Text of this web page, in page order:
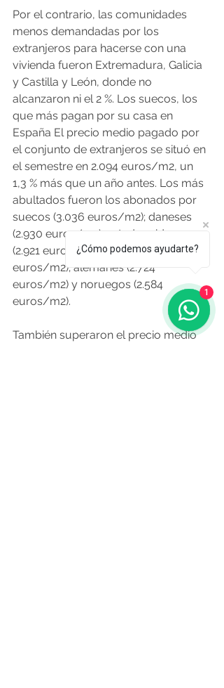
Por el contrario, las comunidades
menos demandadas por los
extranjeros para hacerse con una
vivienda fueron Extremadura, Galicia
y Castilla y León, donde no
alcanzaron ni el 2 %. Los suecos, los
que más pagan por su casa en
España El precio medio pagado por
el conjunto de extranjeros se situó en
el semestre en 2.094 euros/m2, un
1,3 % más que un año antes. Los más
abultados fueron los abonados por
suecos (3.036 euros/m2); daneses
(2.930 euros/m2); estadounidenses
(2.921 euros/m2); suizos (2.812
euros/m2); alemanes (2.724
euros/m2) y noruegos (2.584
euros/m2).
También superaron el precio medio
¿Cómo podemos ayudarte?
1